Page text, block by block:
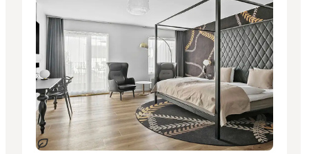
Nachhaltig